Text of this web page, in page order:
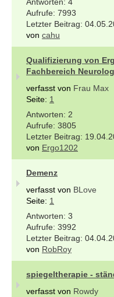
7993
von cahu
Qualifizierung von
Fachbereich
verfasst von Frau Max
Seite: 1
2
3805
von Ergo1202
Demenz
verfasst von BLove
Seite: 1
3
3992
von RobRoy
spiegeltherapie -
verfasst von Rowdy